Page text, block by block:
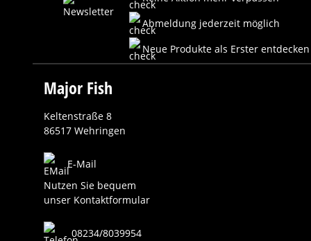
Abmeldung jederzeit möglich
Neue Produkte als Erster entdecken
Major Fish
Keltenstraße 8
86517 Wehringen
E-Mail
Nutzen Sie bequem
unser Kontaktformular
08234/8039954